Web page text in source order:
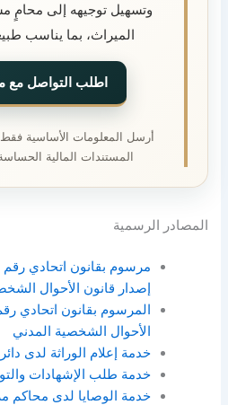
وتسهيل توجيهه إلى محامٍ
الميراث، بما يناسب
اطلب التواصل مع
أرسل المعلومات الأساسية
المستندات المالية
المصادر الرسمية
إصدار قانون الأحوال
الأحوال الشخصية المدني
خدمة إعلام الوراثة لدى
خدمة طلب الإشهادات
خدمة الوصايا لدى محاكم